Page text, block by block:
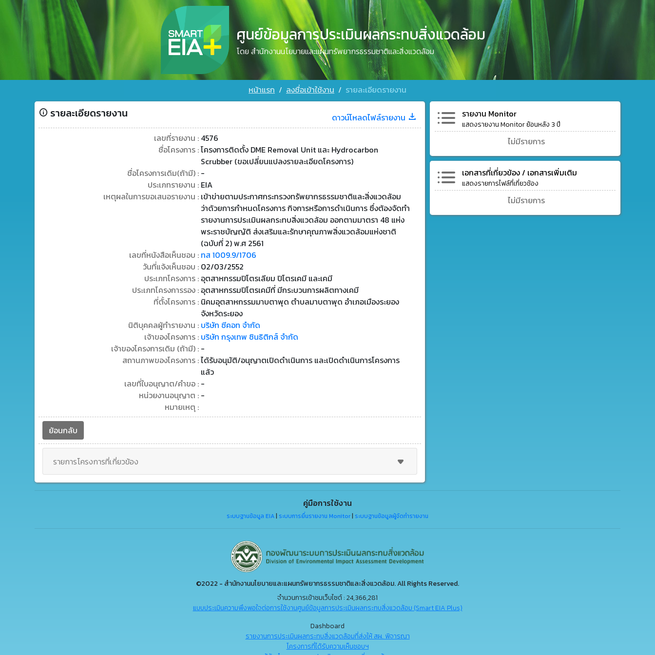
ศูนย์ข้อมูลการประเมินผลกระทบสิ่งแวดล้อม
โดย สำนักงานนโยบายและแผนทรัพยากรธรรมชาติและสิ่งแวดล้อม
หน้าแรก ลงชื่อเข้าใช้งาน รายละเอียดรายงาน
รายละเอียดรายงาน
ดาวน์โหลดไฟล์รายงาน
เลขที่รายงาน : 4576
ชื่อโครงการ :โครงการติดตั้ง DME Removal Unit และ Hydrocarbon
Scrubber (ขอเปลี่ยนแปลงรายละเอียดโครงการ)
ชื่อโครงการเดิม(ถ้ามี) : -
ประเภทรายงาน : EIA
เหตุผลในการขอเสนอรายงาน : เข้าข่ายตามประกาศกระทรวงทรัพยากรธรรมชาติและสิ่งแวดล้อม
ว่าด้วยการกำหนดโครงการ กิจการหรือการดำเนินการ ซึ่งต้องจัดทำ
รายงานการประเมินผลกระทบสิ่งแวดล้อม ออกตามมาตรา 48 แห่ง
พระราชบัญญัติ ส่งเสริมและรักษาคุณภาพสิ่งแวดล้อมแห่งชาติ
(ฉบับที่ 2) พ.ศ 2561
เลขที่หนังสือเห็นชอบ : ทส 1009.9/1706
วันที่แจ้งเห็นชอบ : 02/03/2552
ประเภทโครงการ : อุตสาหกรรมปิโตรเลียม ปิโตรเคมี และเคมี
ประเภทโครงการรอง : อุตสาหกรรมปิโตรเคมีที่ มีกระบวนการผลิตทางเคมี
ที่ตั้งโครงการ : นิคมอุตสาหกรรมมาบตาพุด ตำบลมาบตาพุด อำเภอเมืองระยอง
จังหวัดระยอง
นิติบุคคลผู้ทำรายงาน : บริษัท ซีคอท จำกัด
เจ้าของโครงการ : บริษัท กรุงเทพ ซินธิติกส์ จำกัด
เจ้าของโครงการเดิม (ถ้ามี) : -
สถานภาพของโครงการ :ได้รับอนุมัติ/อนุญาตเปิดดำเนินการ และเปิดดำเนินการโครงการ
แล้ว
เลขที่ใบอนุญาต/คำขอ : -
หน่วยงานอนุญาต : -
หมายเหตุ :
ย้อนกลับ
รายการโครงการที่เกี่ยวข้อง
รายงาน Monitor
แสดงรายงาน Monitor ย้อนหลัง 3 ปี
ไม่มีรายการ
เอกสารที่เกี่ยวข้อง / เอกสารเพิ่มเติม
แสดงรายการไฟล์ที่เกี่ยวช้อง
ไม่มีรายการ
คู่มือการใช้งาน
ระบบฐานข้อมูล EIA ระบบการยื่นรายงาน Monitor ระบบฐานข้อมูลผู้จัดทำรายงาน
©2022 - สำนักงานนโยบายและแผนทรัพยากรธรรมชาติและสิ่งแวดล้อม. All Rights Reserved.
จำนวนการเข้าชมเว็บไซต์ : 24,366,281
แบบประเมินความพึงพอใจต่อการใช้งานศูนย์ข้อมูลการประเมินผลกระทบสิ่งแวดล้อม (Smart EIA Plus)
Dashboard
รายงานการประเมินผลกระทบสิ่งแวดล้อมที่ส่งให้ สผ. พิจารณา
โครงการที่ได้รับความเห็นชอบฯ